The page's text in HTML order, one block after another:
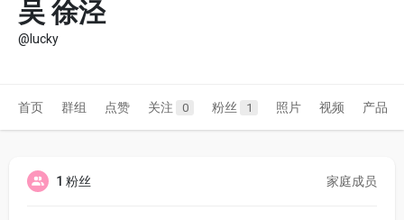
吴 徐泾
@lucky
首页 群组 点赞 关注 0 粉丝 1 照片 视频 产品
1 粉丝 家庭成员